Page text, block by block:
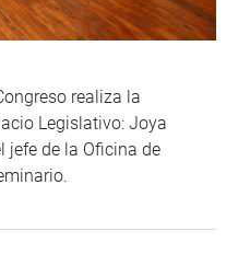
realiza la
Legislativo: Joya
jefe de la Oficina de